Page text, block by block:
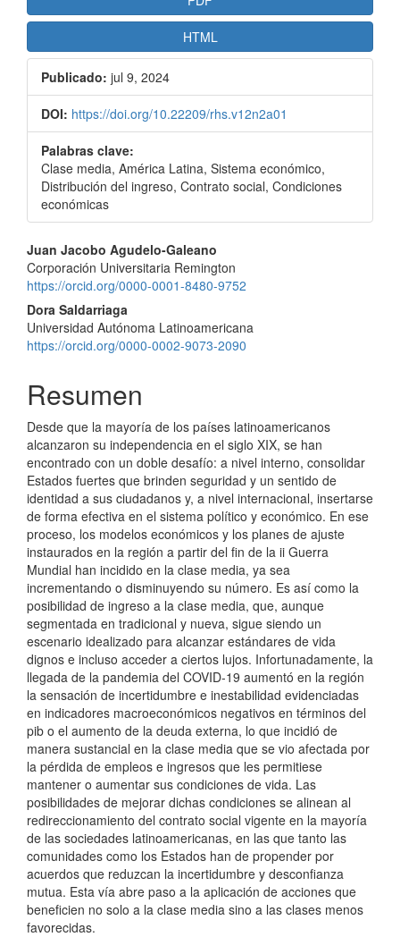
HTML
Publicado: jul 9, 2024
DOI: https://doi.org/10.22209/rhs.v12n2a01
Palabras clave:
Clase media, América Latina, Sistema económico,
Distribución del ingreso, Contrato social, Condiciones
económicas
Contenido
principal
del
artículo
Juan Jacobo Agudelo-Galeano
Corporación Universitaria Remington
https://orcid.org/0000-0001-8480-9752
Dora Saldarriaga
Universidad Autónoma Latinoamericana
https://orcid.org/0000-0002-9073-2090
Resumen
Desde que la mayoría de los países latinoamericanos
alcanzaron su independencia en el siglo XIX, se han
encontrado con un doble desafío: a nivel interno, consolidar
Estados fuertes que brinden seguridad y un sentido de
identidad a sus ciudadanos y, a nivel internacional, insertarse
de forma efectiva en el sistema político y económico. En ese
proceso, los modelos económicos y los planes de ajuste
instaurados en la región a partir del fin de la ii Guerra
Mundial han incidido en la clase media, ya sea
incrementando o disminuyendo su número. Es así como la
posibilidad de ingreso a la clase media, que, aunque
segmentada en tradicional y nueva, sigue siendo un
escenario idealizado para alcanzar estándares de vida
dignos e incluso acceder a ciertos lujos. Infortunadamente, la
llegada de la pandemia del COVID-19 aumentó en la región
la sensación de incertidumbre e inestabilidad evidenciadas
en indicadores macroeconómicos negativos en términos del
pib o el aumento de la deuda externa, lo que incidió de
manera sustancial en la clase media que se vio afectada por
la pérdida de empleos e ingresos que les permitiese
mantener o aumentar sus condiciones de vida. Las
posibilidades de mejorar dichas condiciones se alinean al
redireccionamiento del contrato social vigente en la mayoría
de las sociedades latinoamericanas, en las que tanto las
comunidades como los Estados han de propender por
acuerdos que reduzcan la incertidumbre y desconfianza
mutua. Esta vía abre paso a la aplicación de acciones que
beneficien no solo a la clase media sino a las clases menos
favorecidas.